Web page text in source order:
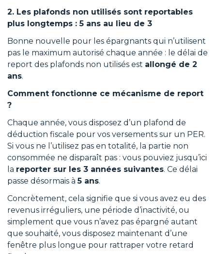
2. Les plafonds non utilisés sont reportables
plus longtemps : 5 ans au lieu de 3
Bonne nouvelle pour les épargnants qui n’utilisent
pas le maximum autorisé chaque année : le délai de
report des plafonds non utilisés est allongé de 2
ans.
Comment fonctionne ce mécanisme de report
?
Chaque année, vous disposez d’un plafond de
déduction fiscale pour vos versements sur un PER.
Si vous ne l’utilisez pas en totalité, la partie non
consommée ne disparaît pas : vous pouviez jusqu’ici
la reporter sur les 3 années suivantes. Ce délai
passe désormais à5 ans.
Concrètement, cela signifie que si vous avez eu des
revenus irréguliers, une période d’inactivité, ou
simplement que vous n’avez pas épargné autant
que souhaité, vous disposez maintenant d’une
fenêtre plus longue pour rattraper votre retard